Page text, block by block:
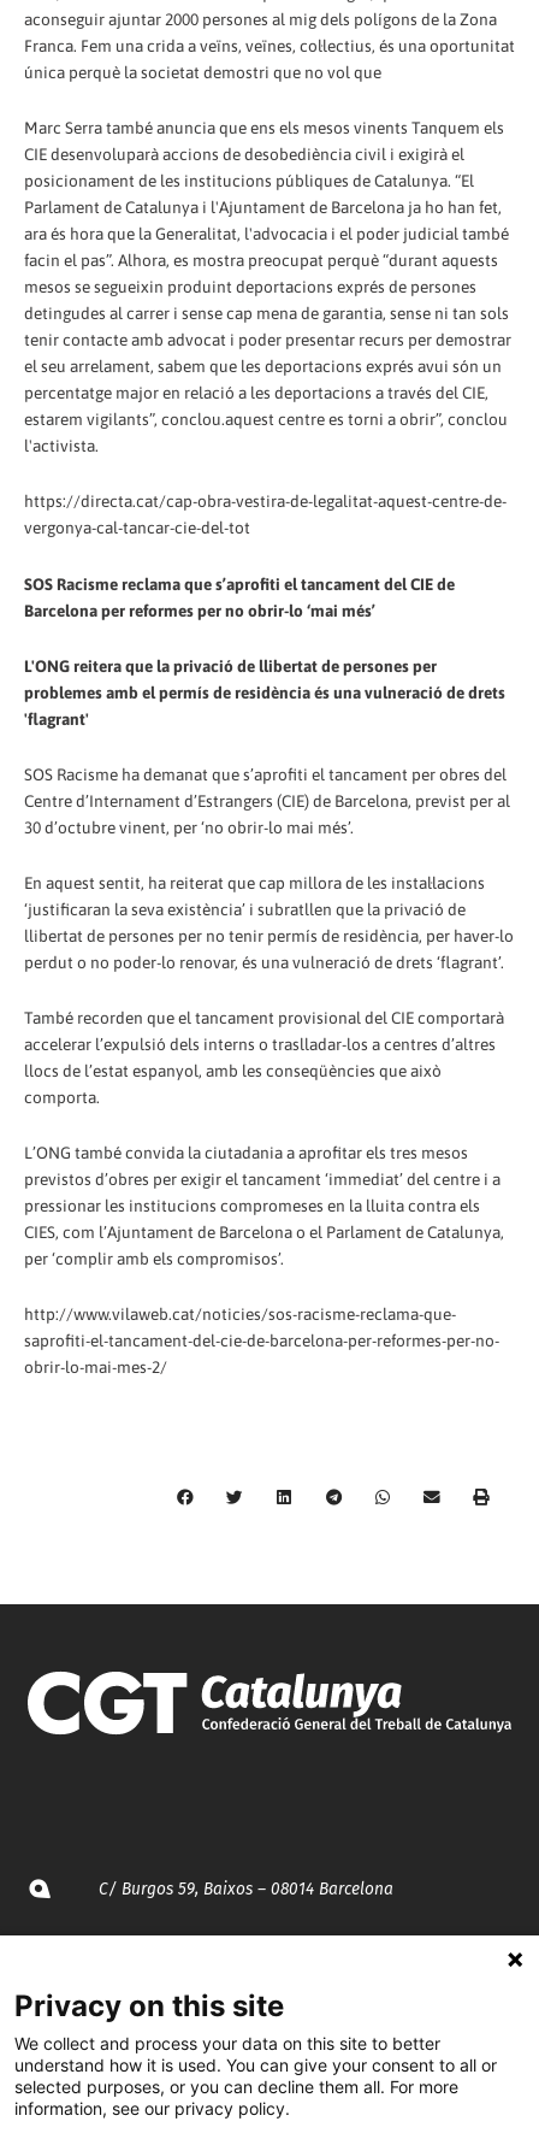
aconseguir ajuntar 2000 persones al mig dels polígons de la Zona
Franca. Fem una crida a veïns, veïnes, col·lectius, és una oportunitat
única perquè la societat demostri que no vol que
Marc Serra també anuncia que ens els mesos vinents Tanquem els
CIE desenvoluparà accions de desobediència civil i exigirà el
posicionament de les institucions públiques de Catalunya. “El
Parlament de Catalunya i l'Ajuntament de Barcelona ja ho han fet,
ara és hora que la Generalitat, l'advocacia i el poder judicial també
facin el pas”. Alhora, es mostra preocupat perquè “durant aquests
mesos se segueixin produint deportacions exprés de persones
detingudes al carrer i sense cap mena de garantia, sense ni tan sols
tenir contacte amb advocat i poder presentar recurs per demostrar
el seu arrelament, sabem que les deportacions exprés avui són un
percentatge major en relació a les deportacions a través del CIE,
estarem vigilants”, conclou.aquest centre es torni a obrir”, conclou
l'activista.
https://directa.cat/cap-obra-vestira-de-legalitat-aquest-centre-de-
vergonya-cal-tancar-cie-del-tot
SOS Racisme reclama que s’aprofiti el tancament del CIE de
Barcelona per reformes per no obrir-lo ‘mai més’
L'ONG reitera que la privació de llibertat de persones per
problemes amb el permís de residència és una vulneració de drets
'flagrant'
SOS Racisme ha demanat que s’aprofiti el tancament per obres del
Centre d’Internament d’Estrangers (CIE) de Barcelona, previst per al
30 d’octubre vinent, per ‘no obrir-lo mai més’.
En aquest sentit, ha reiterat que cap millora de les instal·lacions
‘justificaran la seva existència’ i subratllen que la privació de
llibertat de persones per no tenir permís de residència, per haver-lo
perdut o no poder-lo renovar, és una vulneració de drets ‘flagrant’.
També recorden que el tancament provisional del CIE comportarà
accelerar l’expulsió dels interns o traslladar-los a centres d’altres
llocs de l’estat espanyol, amb les conseqüències que això
comporta.
L’ONG també convida la ciutadania a aprofitar els tres mesos
previstos d’obres per exigir el tancament ‘immediat’ del centre i a
pressionar les institucions compromeses en la lluita contra els
CIES, com l’Ajuntament de Barcelona o el Parlament de Catalunya,
per ‘complir amb els compromisos’.
http://www.vilaweb.cat/noticies/sos-racisme-reclama-que-
saprofiti-el-tancament-del-cie-de-barcelona-per-reformes-per-no-
obrir-lo-mai-mes-2/
C/ Burgos 59, Baixos – 08014 Barcelona
935 120 481
@CGTCatalunya
Privacy on this site
We collect and process your data on this site to better
understand how it is used. You can give your consent to all or
selected purposes, or you can decline them all. For more
information, see our privacy policy.